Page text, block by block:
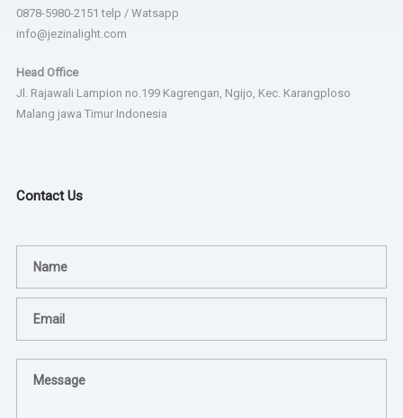
0878-5980-2151 telp / Watsapp
info@jezinalight.com
Head Office
Jl. Rajawali Lampion no.199 Kagrengan, Ngijo, Kec. Karangploso
Malang jawa Timur Indonesia
Contact Us